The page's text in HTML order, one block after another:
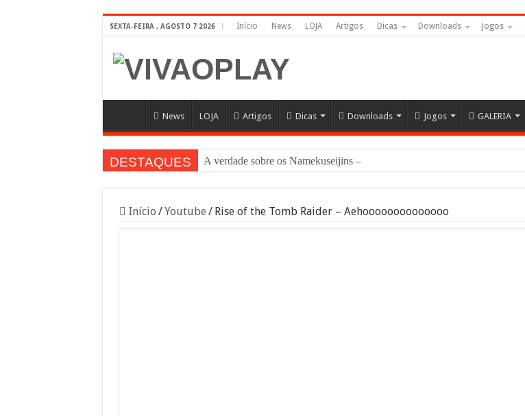
SEXTA-FEIRA , AGOSTO 7 2026 Início News LOJA Artigos Dicas Downloads Jogos
News LOJA Artigos Dicas Downloads Jogos GALERIA
DESTAQUES A verdade sobre os Namekuseijins – DRAGON BALL #
Início /Youtube / Rise of the Tomb Raider – Aehoooooooooooooo